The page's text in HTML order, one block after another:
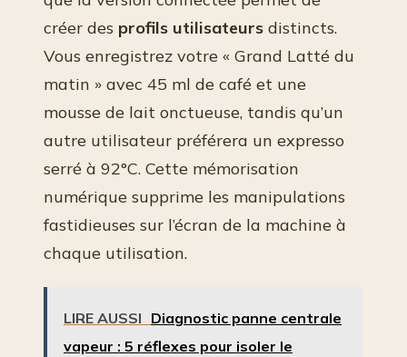
créer des profils utilisateurs distincts.
Vous enregistrez votre « Grand Latté du
matin » avec 45 ml de café et une
mousse de lait onctueuse, tandis qu’un
autre utilisateur préférera un expresso
serré à 92°C. Cette mémorisation
numérique supprime les manipulations
fastidieuses sur l’écran de la machine à
chaque utilisation.
LIRE AUSSI Diagnostic panne centrale
vapeur : 5 réflexes pour isoler le